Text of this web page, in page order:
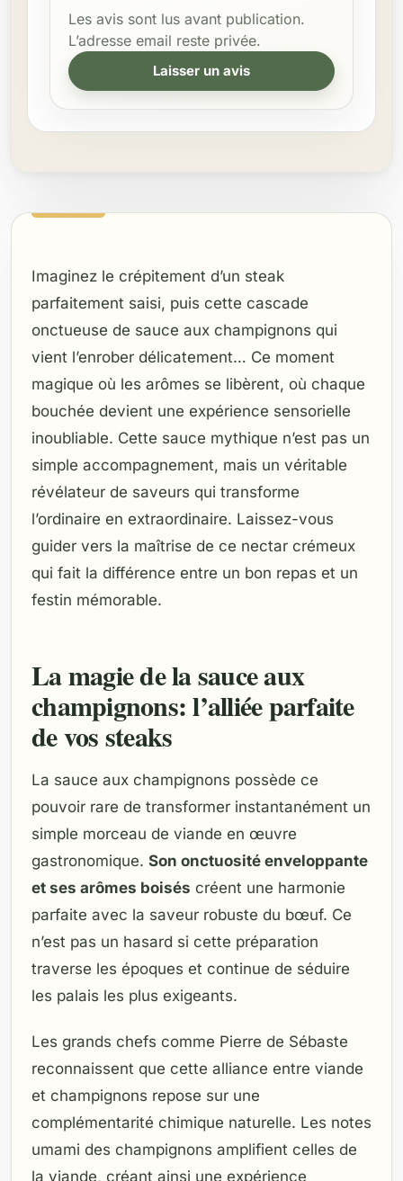
Les avis sont lus avant publication.
L’adresse email reste privée.
Laisser un avis
Imaginez le crépitement d’un steak
parfaitement saisi, puis cette cascade
onctueuse de sauce aux champignons qui
vient l’enrober délicatement… Ce moment
magique où les arômes se libèrent, où chaque
bouchée devient une expérience sensorielle
inoubliable. Cette sauce mythique n’est pas un
simple accompagnement, mais un véritable
révélateur de saveurs qui transforme
l’ordinaire en extraordinaire. Laissez-vous
guider vers la maîtrise de ce nectar crémeux
qui fait la différence entre un bon repas et un
festin mémorable.
La magie de la sauce aux
champignons: l’alliée parfaite
de vos steaks
La sauce aux champignons possède ce
pouvoir rare de transformer instantanément un
simple morceau de viande en œuvre
gastronomique. Son onctuosité enveloppante
et ses arômes boisés créent une harmonie
parfaite avec la saveur robuste du bœuf. Ce
n’est pas un hasard si cette préparation
traverse les époques et continue de séduire
les palais les plus exigeants.
Les grands chefs comme Pierre de Sébaste
reconnaissent que cette alliance entre viande
et champignons repose sur une
complémentarité chimique naturelle. Les notes
umami des champignons amplifient celles de
la viande, créant ainsi une expérience